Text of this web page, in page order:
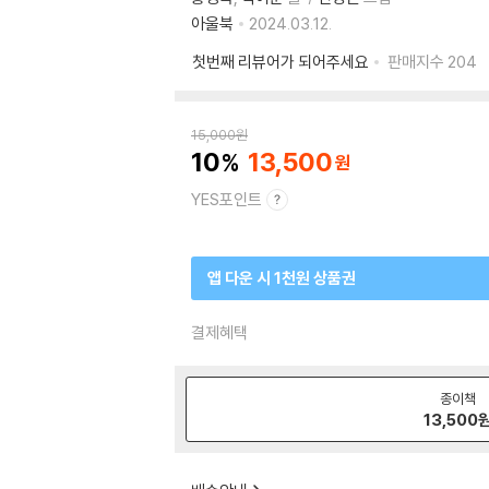
아울북
2024.03.12.
첫번째 리뷰어가 되어주세요
판매지수 204
15,000원
10 13,500
YES포인트
앱 다운 시 1천원 상품권
결제혜택
종이책
13,500